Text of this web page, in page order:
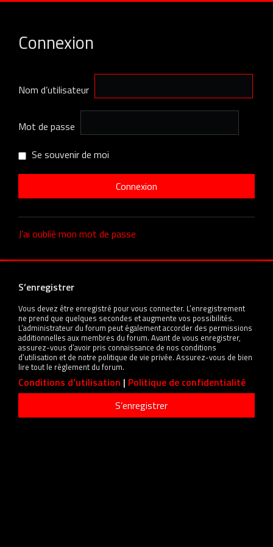
Connexion
Nom d’utilisateur
Mot de passe
Se souvenir de moi
J’ai oublié mon mot de passe
S’enregistrer
Vous devez être enregistré pour vous connecter. L’enregistrement
ne prend que quelques secondes et augmente vos possibilités.
L’administrateur du forum peut également accorder des permissions
additionnelles aux membres du forum. Avant de vous enregistrer,
assurez-vous d’avoir pris connaissance de nos conditions
d’utilisation et de notre politique de vie privée. Assurez-vous de bien
lire tout le règlement du forum.
Conditions d’utilisation | Politique de confidentialité
S’enregistrer